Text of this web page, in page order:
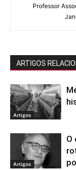
Professor
ARTIGOS
Artigos
Artigos
O